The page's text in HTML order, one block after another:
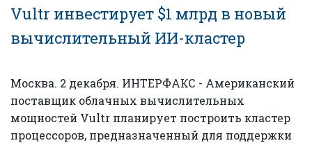
Vultr инвестирует $1 млрд в новый
вычислительный ИИ-кластер
Москва. 2 декабря. ИНТЕРФАКС - Американский
поставщик облачных вычислительных
мощностей Vultr планирует построить кластер
процессоров, предназначенный для поддержки